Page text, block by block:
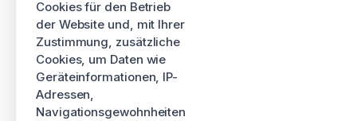
Cookies für den Betrieb
der Website und, mit Ihrer
Zustimmung, zusätzliche
Cookies, um Daten wie
Geräteinformationen, IP-
Adressen,
Navigationsgewohnheiten